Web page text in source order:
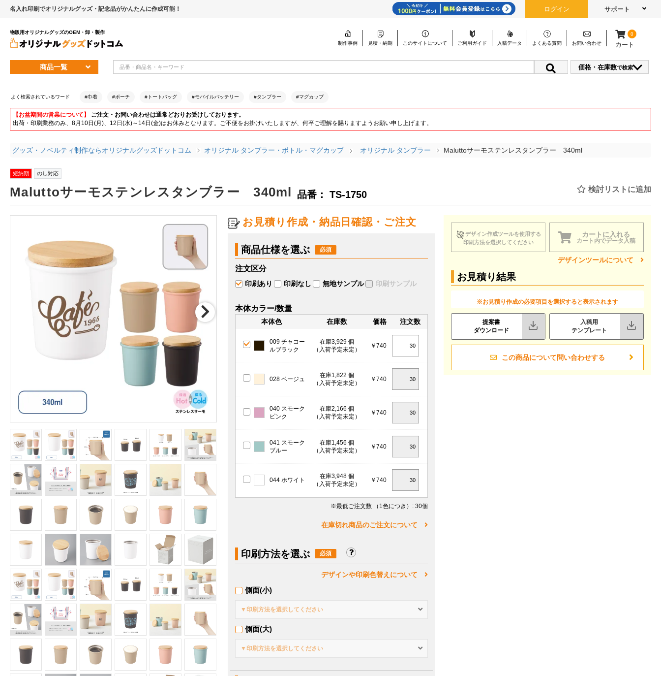
名入れ印刷でオリジナルグッズ・記念品がかんたんに作成可能！ ログイン サポート
物販用オリジナルグッズのOEM・卸・製作
制作事例
見積・納期 このサイトについて ご利用ガイド 入稿データ よくある質問 お問い合わせ
0
カート
商品一覧 価格・在庫数で検索
よく検索されているワード #巾着 #ポーチ #トートバッグ #モバイルバッテリー #タンブラー #マグカップ
【お盆期間の営業について】
ご注文・お問い合わせは通常どおりお受けしております。
出荷・印刷業務のみ、8月10日(月)、12日(水)～14日(金)はお休みとなります。ご不便をお掛けいたしますが、何卒ご理解を賜りますようお願い申し上げます。
グッズ・ノベルティ制作ならオリジナルグッズドットコム オリジナル タンブラー・ボトル・マグカップ オリジナル タンブラー Maluttoサーモステンレスタンブラー 340ml
短納期 のし対応
Maluttoサーモステンレスタンブラー 340ml 品番： TS-1750 検討リストに追加
お見積り作成・納品日確認・ご注文
商品仕様を選ぶ
注文区分
印刷あり 印刷なし 無地サンプル 印刷サンプル
本体カラー/数量
本体色 在庫数 価格 注文数
009 チャコー
ルブラック
在庫3,929 個
（入荷予定未定）
￥740
028 ベージュ
在庫1,822 個
（入荷予定未定）
￥740
040 スモーク
ピンク
在庫2,166 個
（入荷予定未定）
￥740
041 スモーク
ブルー
在庫1,456 個
（入荷予定未定）
￥740
044 ホワイト
在庫3,948 個
（入荷予定未定）
￥740
※最低ご注文数 （1色につき） : 30個
在庫切れ商品のご注文について
印刷方法を選ぶ
デザインや印刷色替えについて
側面(小)
▼印刷方法を選択してください
側面(大)
▼印刷方法を選択してください
デザイン作成ツールを使用する
印刷方法を選択してください
カートに入れる
カート内でデータ入稿
デザインツールについて
お見積り結果
※お見積り作成の必要項目を選択すると表示されます
提案書
ダウンロード
入稿用
テンプレート
この商品について問い合わせする